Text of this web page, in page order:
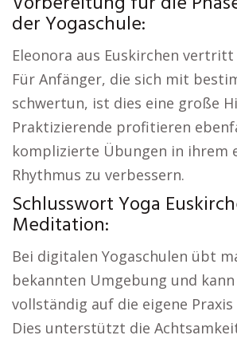
der Yogaschule:
Eleonora aus Euskirchen vertritt
Für Anfänger, die sich mit
schwertun, ist dies eine große
Praktizierende profitieren
komplizierte Übungen in ihrem
Rhythmus zu verbessern.
Schlusswort Yoga
Meditation:
Bei digitalen Yogaschulen übt
bekannten Umgebung und kann
vollständig auf die eigene
Dies unterstützt die